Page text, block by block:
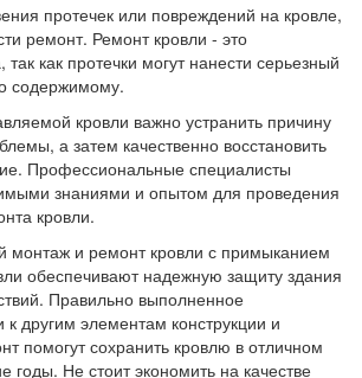
протечек или повреждений на кровле,
ремонт. Ремонт кровли - это
как протечки могут нанести серьезный
содержимому.
кровли важно устранить причину
а затем качественно восстановить
Профессиональные специалисты
знаниями и опытом для проведения
кровли.
монтаж и ремонт кровли с примыканием
обеспечивают надежную защиту здания
Правильно выполненное
другим элементам конструкции и
помогут сохранить кровлю в отличном
годы. Не стоит экономить на качестве